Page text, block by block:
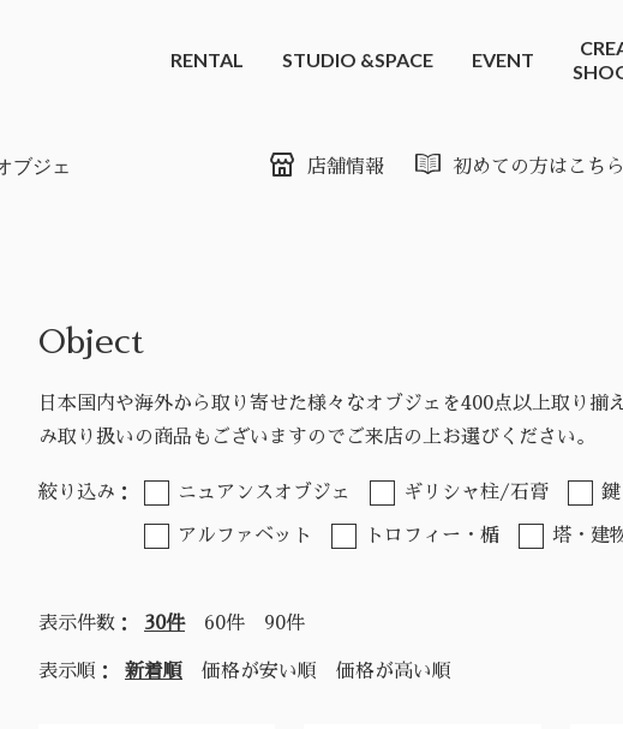
RENTAL STUDIO &SPACE EVENT
ブジェ 店舗情報 初めての方はこちら
Object
日本国内や海外から取り寄せた様々なオブジェを400点以上取り揃
み取り扱いの商品もございますのでご来店の上お選びください。
絞り込み： ニュアンスオブジェ ギリシャ柱/石膏 鍵
アルファベット トロフィー・楯 塔・建
表示件数： 30件 60件 90件
表示順： 新着順 価格が安い順 価格が高い順